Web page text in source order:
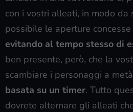
con i vostri alleati, in modo da
possibile le aperture
evitando al tempo stesso di
ben presente, però, che la
scambiare i personaggi a
basata su un timer. Tutto
dovrete alternare gli alleati